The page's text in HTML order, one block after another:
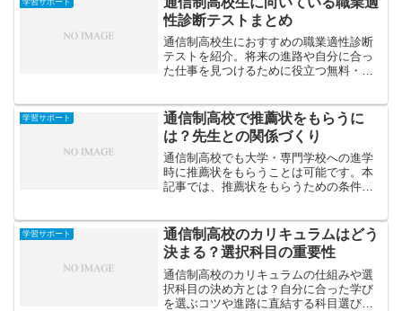
性診断テストまとめ
通信制高校生におすすめの職業適性診断
テストを紹介。将来の進路や自分に合っ
た仕事を見つけるために役立つ無料・有
学習サポート
通信制高校で推薦状をもらうに
は？先生との関係づくり
通信制高校でも大学・専門学校への進学
時に推薦状をもらうことは可能です。本
記事では、推薦状をもらうための条件
学習サポート
通信制高校のカリキュラムはどう
決まる？選択科目の重要性
通信制高校のカリキュラムの仕組みや選
択科目の決め方とは？自分に合った学び
を選ぶコツや進路に直結する科目選びの